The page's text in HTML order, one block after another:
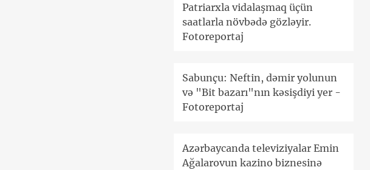
Patriarxla vidalaşmaq üçün
saatlarla növbədə gözləyir.
Fotoreportaj
Sabunçu: Neftin, dəmir yolunun
və "Bit bazarı"nın kəsişdiyi yer -
Fotoreportaj
Azərbaycanda televiziyalar Emin
Ağalarovun kazino biznesinə